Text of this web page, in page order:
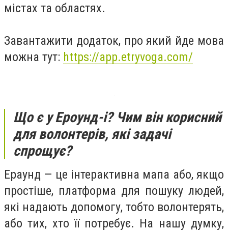
містах та областях.
Завантажити додаток, про який йде мова
можна тут: https://app.etryvoga.com/
Що є у Ероунд-і? Чим він корисний
для волонтерів, які задачі
спрощує?
Ераунд — це інтерактивна мапа або, якщо
простіше, платформа для пошуку людей,
які надають допомогу, тобто волонтерять,
або тих, хто її потребує. На нашу думку,